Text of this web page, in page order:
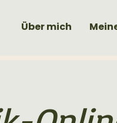
Über mich